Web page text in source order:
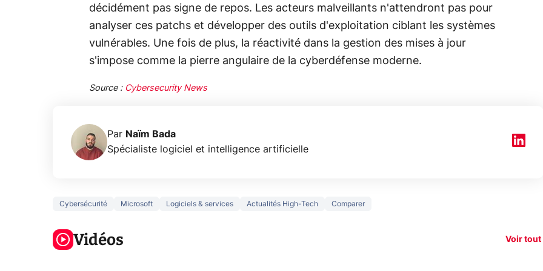
décidément pas signe de repos. Les acteurs malveillants n'attendront pas pour
analyser ces patchs et développer des outils d'exploitation ciblant les systèmes
vulnérables. Une fois de plus, la réactivité dans la gestion des mises à jour
s'impose comme la pierre angulaire de la cyberdéfense moderne.
Source : Cybersecurity News
Par Naïm Bada
Spécialiste logiciel et intelligence artificielle
Cybersécurité Microsoft Logiciels & services Actualités High-Tech Comparer
Vidéos Voir tout
3 écrans en 1
Voici L'AOC
CQ32G4ZA !
5 générations
Ce que vous